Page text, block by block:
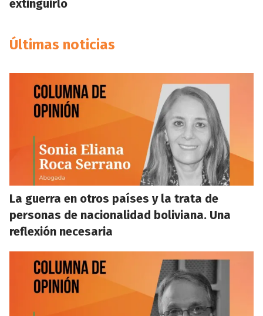
extinguirlo
Últimas noticias
La guerra en otros países y la trata de
personas de nacionalidad boliviana. Una
reflexión necesaria